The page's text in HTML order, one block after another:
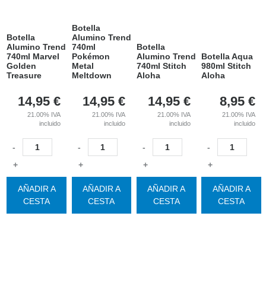
Botella
Alumino Trend
740ml Marvel
Golden
Treasure
14,95 €
21.00% IVA
incluido
-
+
AÑADIR A
CESTA
Botella
Alumino Trend
740ml
Pokémon
Metal
Meltdown
14,95 €
21.00% IVA
incluido
-
+
AÑADIR A
CESTA
Botella
Alumino Trend
740ml Stitch
Aloha
14,95 €
21.00% IVA
incluido
-
+
AÑADIR A
CESTA
Botella Aqua
980ml Stitch
Aloha
8,95 €
21.00% IVA
incluido
-
+
AÑADIR A
CESTA